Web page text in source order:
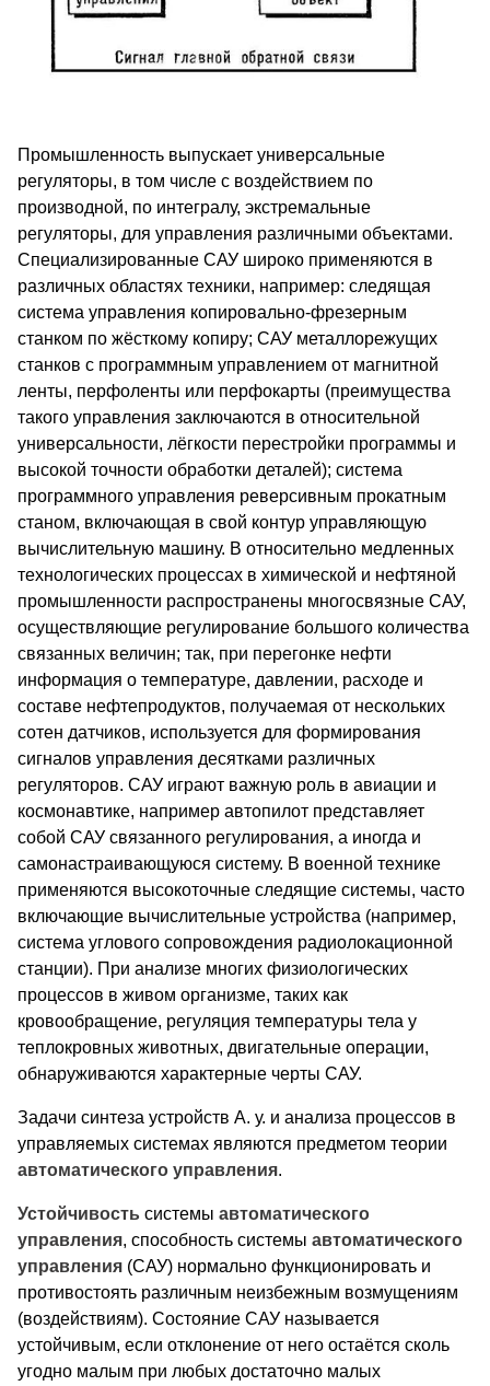
Промышленность выпускает универсальные
регуляторы, в том числе с воздействием по
производной, по интегралу, экстремальные
регуляторы, для управления различными объектами.
Специализированные САУ широко применяются в
различных областях техники, например: следящая
система управления копировально-фрезерным
станком по жёсткому копиру; САУ металлорежущих
станков с программным управлением от магнитной
ленты, перфоленты или перфокарты (преимущества
такого управления заключаются в относительной
универсальности, лёгкости перестройки программы и
высокой точности обработки деталей); система
программного управления реверсивным прокатным
станом, включающая в свой контур управляющую
вычислительную машину. В относительно медленных
технологических процессах в химической и нефтяной
промышленности распространены многосвязные САУ,
осуществляющие регулирование большого количества
связанных величин; так, при перегонке нефти
информация о температуре, давлении, расходе и
составе нефтепродуктов, получаемая от нескольких
сотен датчиков, используется для формирования
сигналов управления десятками различных
регуляторов. САУ играют важную роль в авиации и
космонавтике, например автопилот представляет
собой САУ связанного регулирования, а иногда и
самонастраивающуюся систему. В военной технике
применяются высокоточные следящие системы, часто
включающие вычислительные устройства (например,
система углового сопровождения радиолокационной
станции). При анализе многих физиологических
процессов в живом организме, таких как
кровообращение, регуляция температуры тела у
теплокровных животных, двигательные операции,
обнаруживаются характерные черты САУ.
Задачи синтеза устройств А. у. и анализа процессов в
управляемых системах являются предметом теории
автоматического управления.
Устойчивость системы автоматического
управления, способность системы автоматического
управления (САУ) нормально функционировать и
противостоять различным неизбежным возмущениям
(воздействиям). Состояние САУ называется
устойчивым, если отклонение от него остаётся сколь
угодно малым при любых достаточно малых